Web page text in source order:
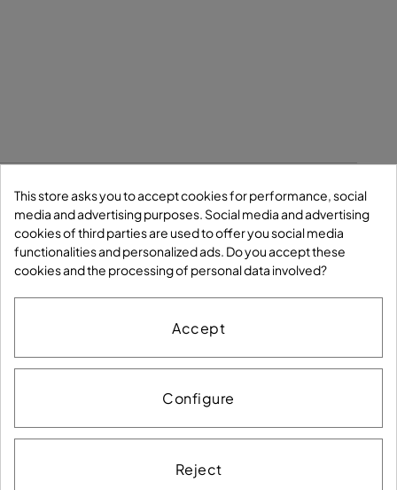
Condicions generals
Política de Cookies
Política de Privacitat
Avís legal
Accessibilitat
Mapa del lloc
Segueix-nos a
This store asks you to accept cookies for performance, social
media and advertising purposes. Social media and advertising
cookies of third parties are used to offer you social media
functionalities and personalized ads. Do you accept these
cookies and the processing of personal data involved?
Accept
Configure
Reject